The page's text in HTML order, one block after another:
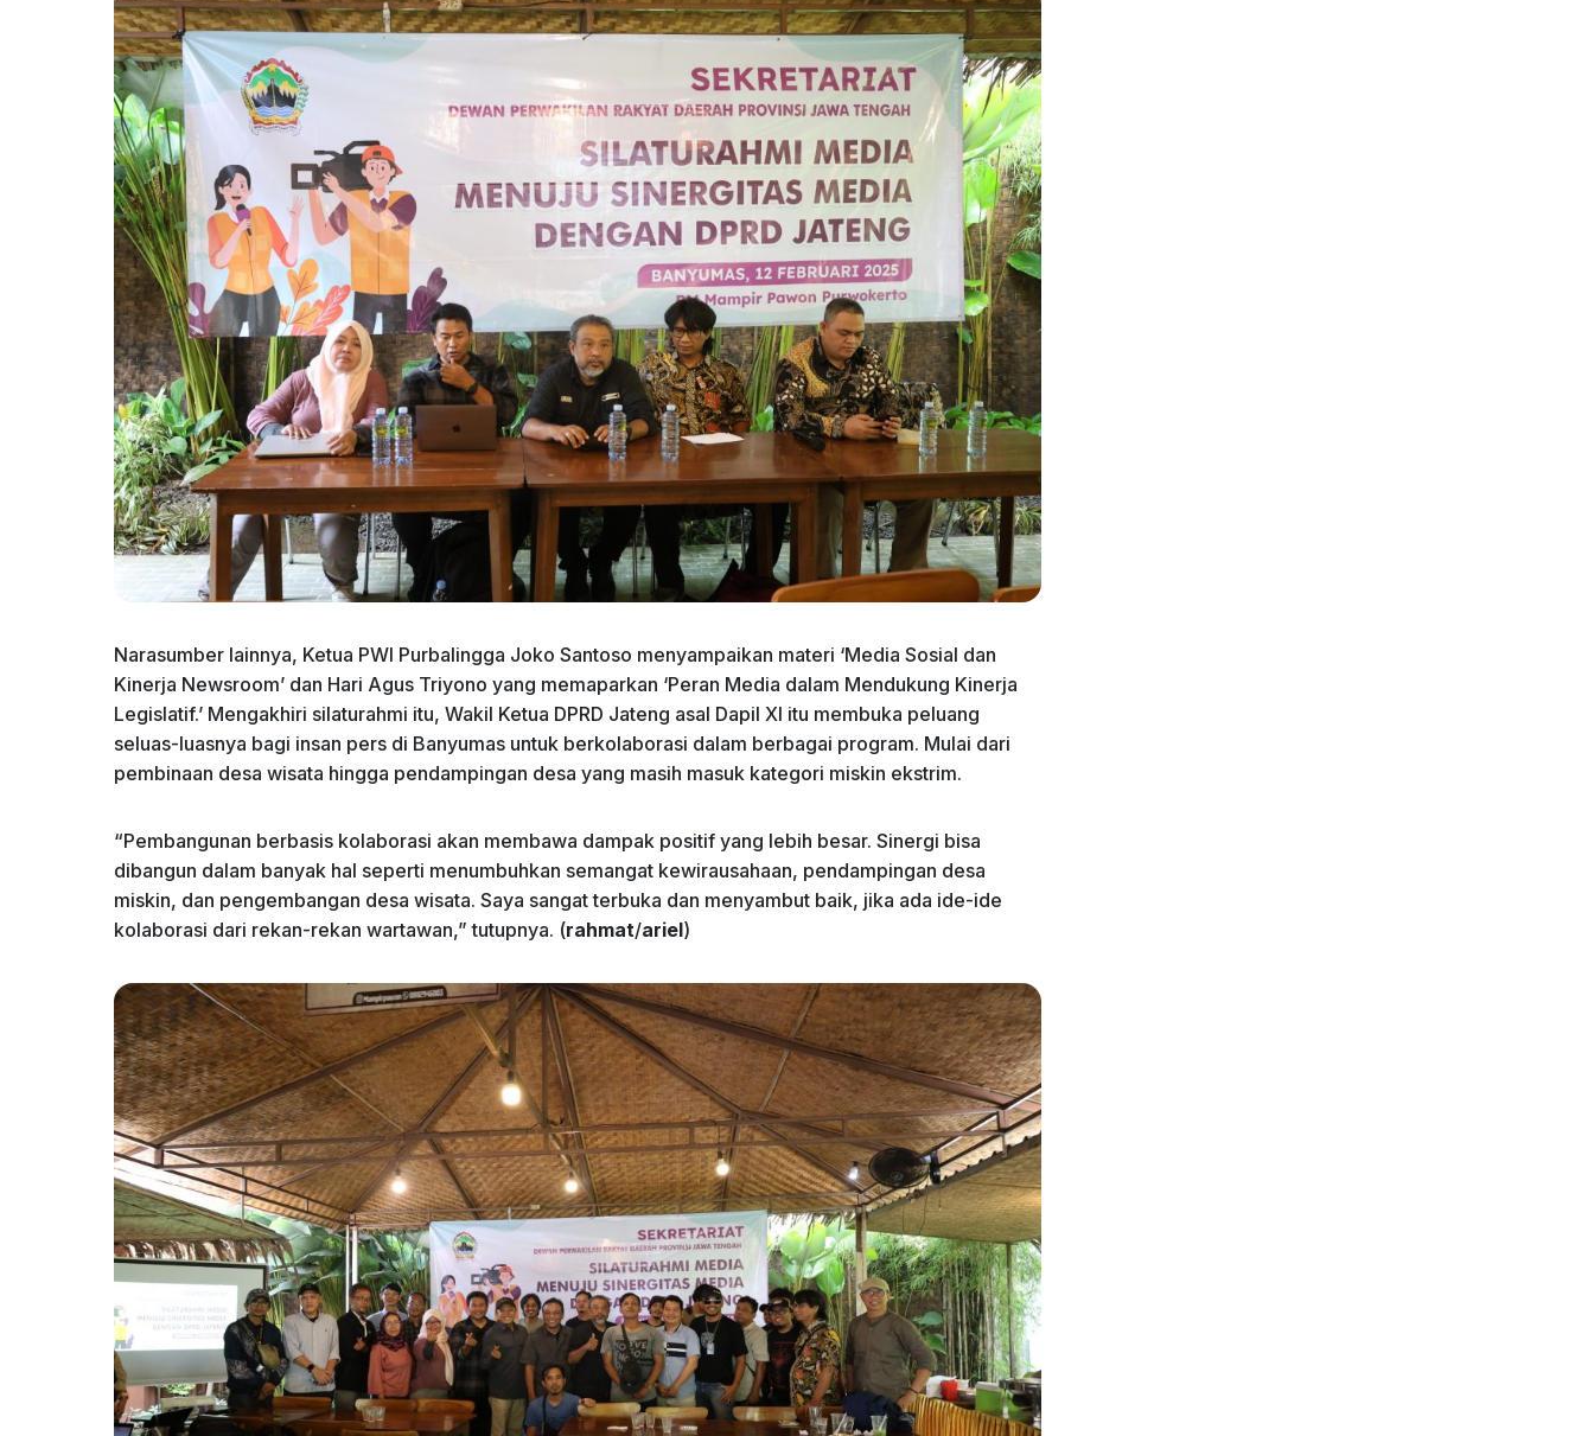
Narasumber lainnya, Ketua PWI Purbalingga Joko Santoso menyampaikan materi ‘Media Sosial dan
Kinerja Newsroom’ dan Hari Agus Triyono yang memaparkan ‘Peran Media dalam Mendukung Kinerja
Legislatif.’ Mengakhiri silaturahmi itu, Wakil Ketua DPRD Jateng asal Dapil XI itu membuka peluang
seluas-luasnya bagi insan pers di Banyumas untuk berkolaborasi dalam berbagai program. Mulai dari
pembinaan desa wisata hingga pendampingan desa yang masih masuk kategori miskin ekstrim.
“Pembangunan berbasis kolaborasi akan membawa dampak positif yang lebih besar. Sinergi bisa
dibangun dalam banyak hal seperti menumbuhkan semangat kewirausahaan, pendampingan desa
miskin, dan pengembangan desa wisata. Saya sangat terbuka dan menyambut baik, jika ada ide-ide
kolaborasi dari rekan-rekan wartawan,” tutupnya. (rahmat/ariel)